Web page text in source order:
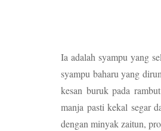
Ia adalah syampu yang
syampu baharu yang
kesan buruk pada
manja pasti kekal segar
dengan minyak zaitun,